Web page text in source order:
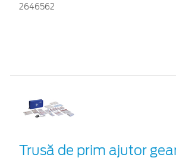
2646562
Trusă de prim ajutor